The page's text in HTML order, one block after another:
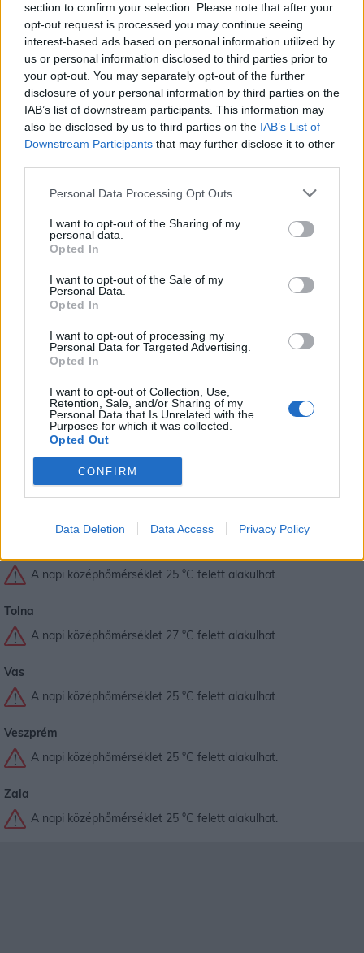
section to confirm your selection. Please note that after your
opt-out request is processed you may continue seeing
interest-based ads based on personal information utilized by
us or personal information disclosed to third parties prior to
your opt-out. You may separately opt-out of the further
disclosure of your personal information by third parties on the
IAB’s list of downstream participants. This information may
also be disclosed by us to third parties on the IAB’s List of
Downstream Participants that may further disclose it to other
Personal Data Processing Opt Outs
I want to opt-out of the Sharing of my
personal data.
Opted In
I want to opt-out of the Sale of my
Personal Data.
Opted In
I want to opt-out of processing my
Personal Data for Targeted Advertising.
Opted In
I want to opt-out of Collection, Use,
Retention, Sale, and/or Sharing of my
Personal Data that Is Unrelated with the
Purposes for which it was collected.
Opted Out
CONFIRM
Data Deletion Data Access Privacy Policy
Heves
Figyelem! Zivatar alakulhat ki. Elsődleges veszélyforrást a
villámlás jelent, emellett esetenként szélerősödés, jégeső
előfordulhat!
Intenzív záporokból, zivatarokból rövid idő alatt 25-30 mm-t
meghaladó csapadék hullhat.
Jász-Nagykun-Szolnok
villámlás jelent, emellett esetenként szélerősödés, jégeső
A napi középhőmérséklet 25 °C felett alakulhat.
Komárom-Esztergom
A napi középhőmérséklet 25 °C felett alakulhat.
Figyelem! Zivatar alakulhat ki. Elsődleges veszélyforrást a
előfordulhat!
Szabolcs-Szatmár-Bereg
villámlás jelent, emellett esetenként szélerősödés, jégeső
A napi középhőmérséklet 25 °C felett alakulhat.
Tolna
A napi középhőmérséklet 27 °C felett alakulhat.
Vas
A napi középhőmérséklet 25 °C felett alakulhat.
Veszprém
A napi középhőmérséklet 25 °C felett alakulhat.
Zala
A napi középhőmérséklet 25 °C felett alakulhat.